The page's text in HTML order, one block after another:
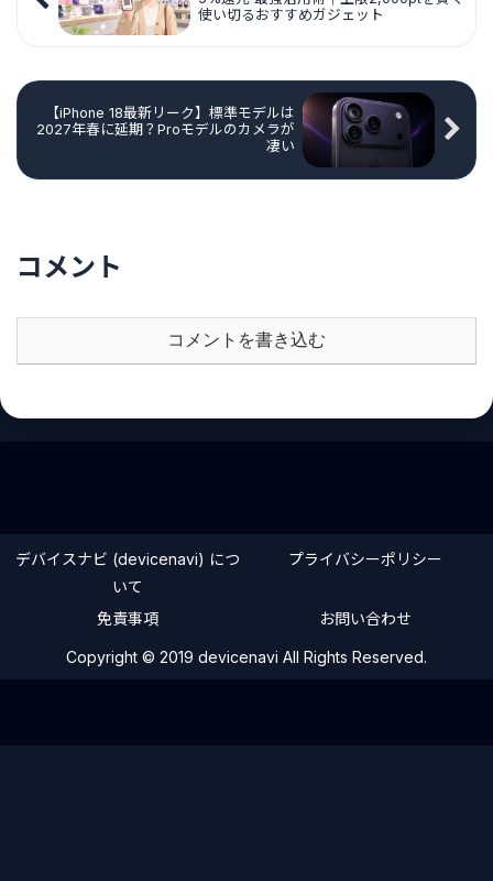
使い切るおすすめガジェット
【iPhone 18最新リーク】標準モデルは
2027年春に延期？Proモデルのカメラが
凄い
コメント
コメントを書き込む
デバイスナビ (devicenavi) につ
いて
プライバシーポリシー
免責事項 お問い合わせ
Copyright © 2019 devicenavi All Rights Reserved.